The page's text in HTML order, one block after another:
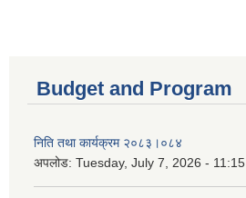
Budget and Program
निति तथा कार्यक्रम २०८३।०८४
अपलोड: Tuesday, July 7, 2026 - 11:15